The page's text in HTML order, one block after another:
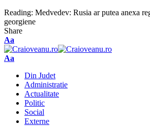
Reading: Medvedev: Rusia ar putea anexa
georgiene
Share
Aa
Aa
Din Judet
Administratie
Actualitate
Politic
Social
Externe